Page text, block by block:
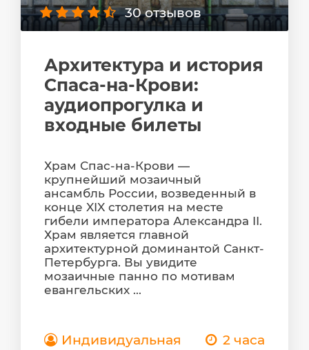
30 отзывов
Архитектура и история
Спаса-на-Крови:
аудиопрогулка и
входные билеты
Храм Спас-на-Крови —
крупнейший мозаичный
ансамбль России, возведенный в
конце XIX столетия на месте
гибели императора Александра II.
Храм является главной
архитектурной доминантой Санкт-
Петербурга. Вы увидите
мозаичные панно по мотивам
евангельских ...
Индивидуальная 2 часа